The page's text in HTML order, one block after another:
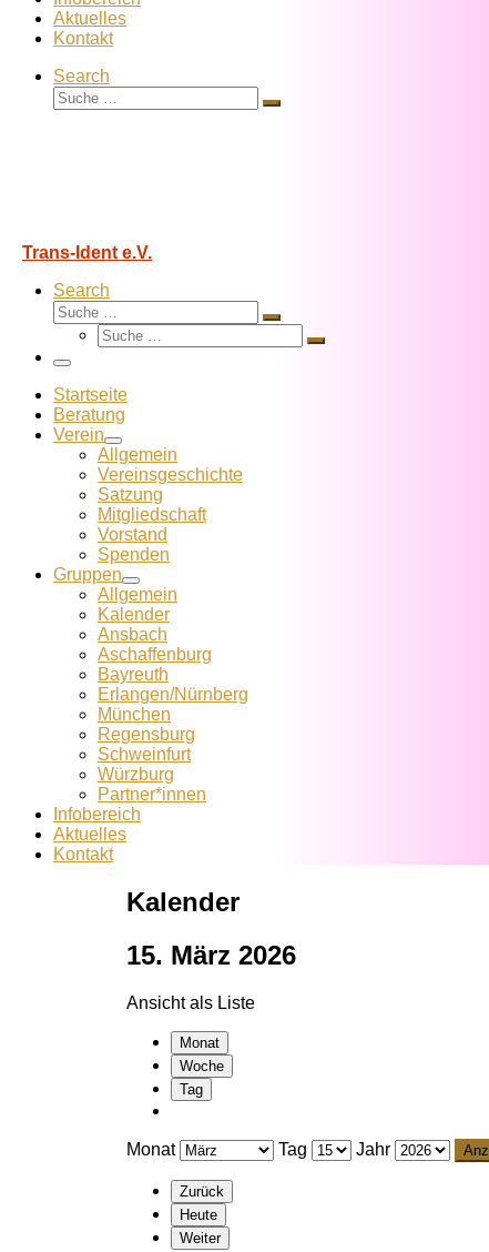
Aktuelles
Kontakt
Search
Suche
Suche
Trans-Ident e.V.
Search
Suche
Suche
Suche
Suche
Menü
Startseite
Beratung
Verein
Allgemein
Vereins­geschichte
Satzung
Mitglied­schaft
Vorstand
Spenden
Gruppen
Allgemein
Kalender
Ansbach
Aschaffenburg
Bayreuth
Erlangen/Nürnberg
München
Regensburg
Schweinfurt
Würzburg
Partner*innen
Infobereich
Aktuelles
Kontakt
Kalender
15. März 2026
Ansicht als Liste
Monat
Woche
Tag
Monat Tag Jahr
Zurück
Heute
Weiter